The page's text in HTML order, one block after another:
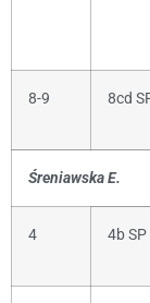
8-9 8cd
Śreniawska E.
4 4b